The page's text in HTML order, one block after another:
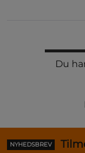
Du
NYHEDSBREV